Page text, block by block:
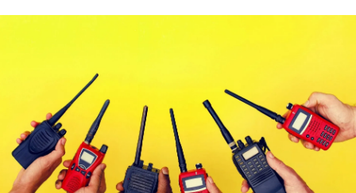
建設・土木
ホテル・旅館
料金プラン
アプリ料金
TIPS